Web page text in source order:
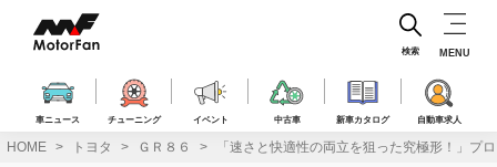
ス
車ニュース チューニング イベント 中古車 新車カタログ 自動車求人
検索 MENU
HOME トヨタ ＧＲ８６ 「速さと快適性の両立を狙った究極形！」プ